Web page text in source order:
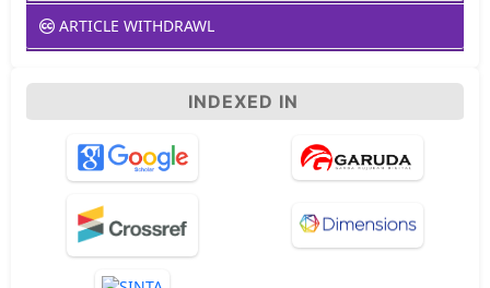
ARTICLE WITHDRAWL
INDEXED IN